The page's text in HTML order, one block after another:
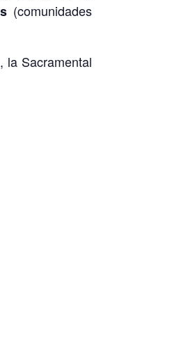
(comunidades
la Sacramental